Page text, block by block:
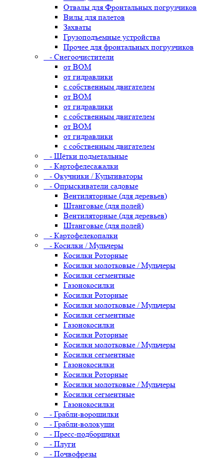
Отвалы для Фронтальных погрузчиков
Вилы для палетов
Захваты
Грузоподъемные устройства
Прочее для фронтальных погрузчиков
- Снегоочистители
от ВОМ
от гидравлики
с собственным двигателем
от ВОМ
от гидравлики
с собственным двигателем
от ВОМ
от гидравлики
с собственным двигателем
- Щётки подметальные
- Картофелесажалки
- Окучники / Культиваторы
- Опрыскиватели садовые
Вентиляторные (для деревьев)
Штанговые (для полей)
Вентиляторные (для деревьев)
Штанговые (для полей)
- Картофелекопалки
- Косилки / Мульчеры
Косилки Роторные
Косилки молотковые / Мульчеры
Косилки сегментные
Газонокосилки
Косилки Роторные
Косилки молотковые / Мульчеры
Косилки сегментные
Газонокосилки
Косилки Роторные
Косилки молотковые / Мульчеры
Косилки сегментные
Газонокосилки
Косилки Роторные
Косилки молотковые / Мульчеры
Косилки сегментные
Газонокосилки
- Грабли-ворошилки
- Грабли-волокуши
- Пресс-подборщики
- Плуги
- Почвофрезы